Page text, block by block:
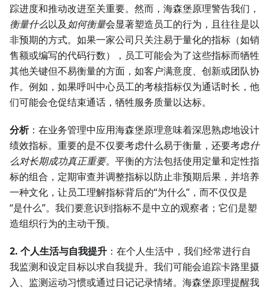
踪进度和推动改进至关重要。然而，海森堡原理警告我们，
衡量什么以及 如何衡量会显著塑造员工的行为，且往往是以
非预期的方式。如果一家公司只关注易于量化的指标（如销
售额或编写的代码行数），员工可能会为了这些指标而牺牲
其他关键但不易衡量的方面，如客户满意度、创新或团队协
作。例如，如果呼叫中心员工的考核指标仅为通话时长，他
们可能会仓促结束通话，牺牲服务质量以达标。
分析：在业务管理中应用海森堡原理意味着深思熟虑地设计
绩效指标。重要的是不仅要考虑什么易于衡量，还要考虑什
么对长期成功真正重要。平衡的方法包括使用定量和定性指
标的组合，定期审查并调整指标以防止非预期后果，并培养
一种文化，让员工理解指标背后的“为什么”，而不仅仅是
“是什么”。我们要意识到指标不是中立的观察者；它们是塑
造组织行为的主动干预。
2. 个人生活与自我提升 ：在个人生活中，我们经常进行自
我监测和设定目标以求自我提升。我们可能会追踪卡路里摄
入、监测运动习惯或通过日记记录情绪。海森堡原理提醒我